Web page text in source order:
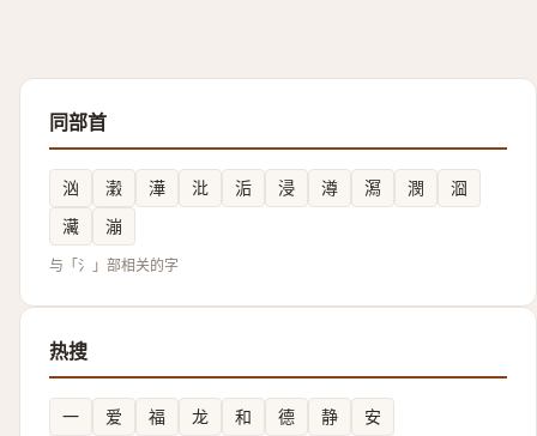
同部首
汹 瀔 澕 沘 洉 浸 澊 㵼 潣
㴄
㶓
漰
与「氵」部相关的字
热搜
一 爱 福 龙 和 德 静 安